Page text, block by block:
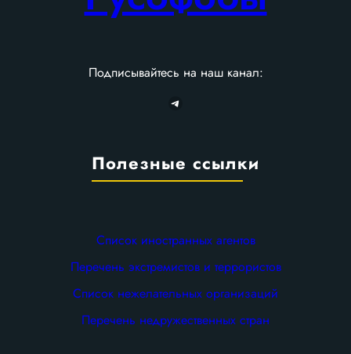
Подписывайтесь на наш канал:
Telegram
Полезные ссылки
Список иностранных агентов
Перечень экстремистов и террористов
Список нежелательных организаций
Перечень недружественных стран